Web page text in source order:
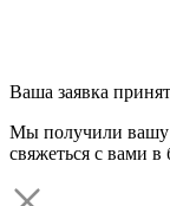
Ваша заявка
Мы получили вашу
свяжеться с вами